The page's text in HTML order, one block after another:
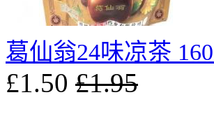
葛仙翁24味凉茶
£1.50 £1.95